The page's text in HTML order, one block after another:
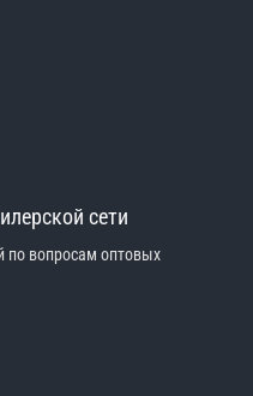
сети
по вопросам оптовых